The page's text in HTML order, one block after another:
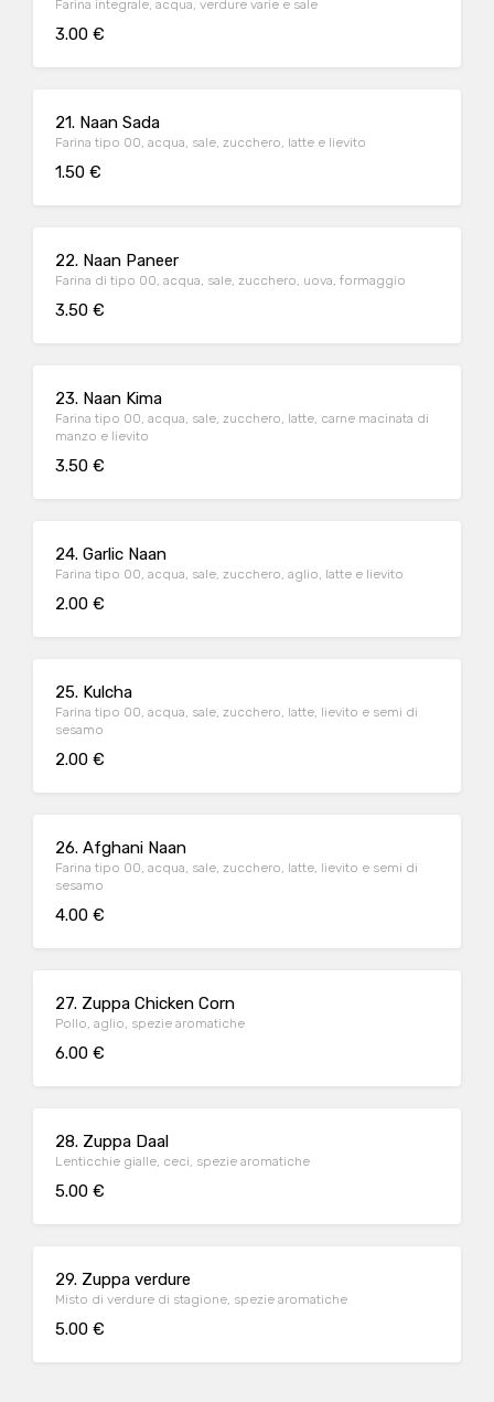
Farina integrale, acqua, verdure varie e sale
3.00 €
21. Naan Sada
Farina tipo 00, acqua, sale, zucchero, latte e lievito
1.50 €
22. Naan Paneer
Farina di tipo 00, acqua, sale, zucchero, uova, formaggio
3.50 €
23. Naan Kima
Farina tipo 00, acqua, sale, zucchero, latte, carne macinata di
manzo e lievito
3.50 €
24. Garlic Naan
Farina tipo 00, acqua, sale, zucchero, aglio, latte e lievito
2.00 €
25. Kulcha
Farina tipo 00, acqua, sale, zucchero, latte, lievito e semi di
sesamo
2.00 €
26. Afghani Naan
Farina tipo 00, acqua, sale, zucchero, latte, lievito e semi di
sesamo
4.00 €
27. Zuppa Chicken Corn
Pollo, aglio, spezie aromatiche
6.00 €
28. Zuppa Daal
Lenticchie gialle, ceci, spezie aromatiche
5.00 €
29. Zuppa verdure
Misto di verdure di stagione, spezie aromatiche
5.00 €